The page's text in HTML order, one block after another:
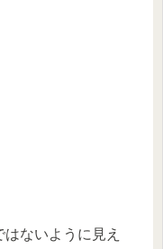
ないように見え